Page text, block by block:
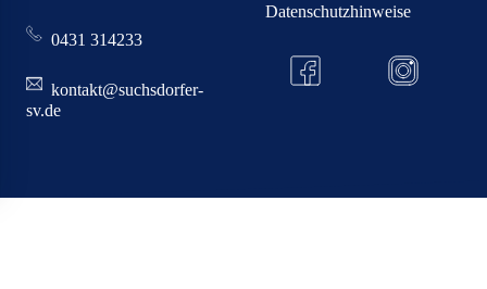
0431 314233
kontakt@suchsdorfer-
sv.de
Datenschutzhinweise